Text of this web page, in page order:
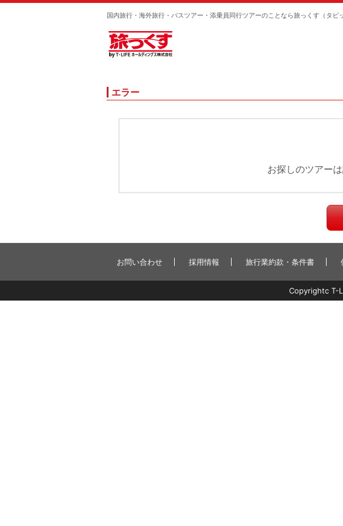
国内旅行・海外旅行・バスツアー・添乗員同行ツアーのことなら旅っくす（タビ
エラー
お探しのツアー
お問い合わせ 採用情報 旅行業約款・条件書
Copyrightc T-